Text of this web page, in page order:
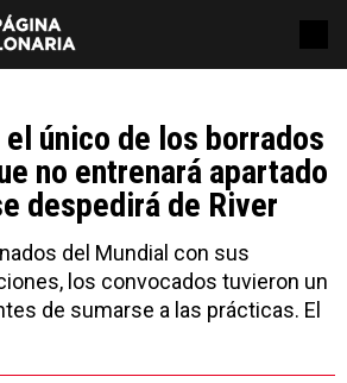
el único de los borrados
no entrenará apartado
despedirá de River
del Mundial con sus
los convocados tuvieron un
de sumarse a las prácticas. El